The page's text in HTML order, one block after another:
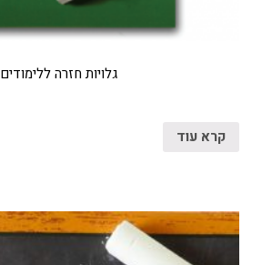
גלויות חזרה ללימודים
קרא עוד